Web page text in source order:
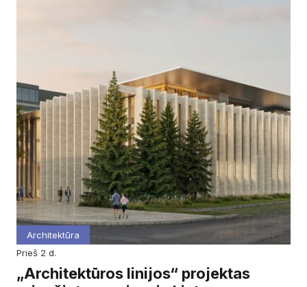
Architektūra
prieš 2 d.
„Architektūros linijos“ projektas